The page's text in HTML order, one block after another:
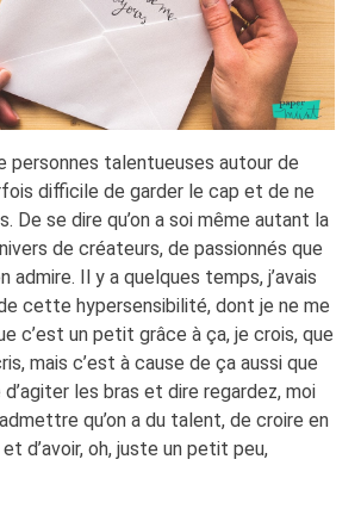
personnes talentueuses autour de
difficile de garder le cap et de ne
De se dire qu’on a soi même autant la
de créateurs, de passionnés que
admire. Il y a quelques temps, j’avais
cette hypersensibilité, dont je ne me
c’est un petit grâce à ça, je crois, que
mais c’est à cause de ça aussi que
les bras et dire regardez, moi
qu’on a du talent, de croire en
d’avoir, oh, juste un petit peu,